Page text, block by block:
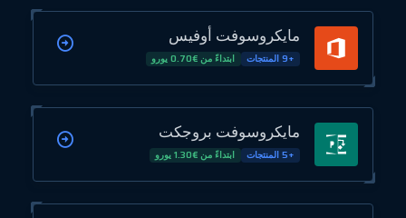
مايكروسوفت أوفيس
+9 المنتجات ابتداءً من €0.70 يورو
مايكروسوفت بروجكت
+5 المنتجات ابتداءً من €1.30 يورو